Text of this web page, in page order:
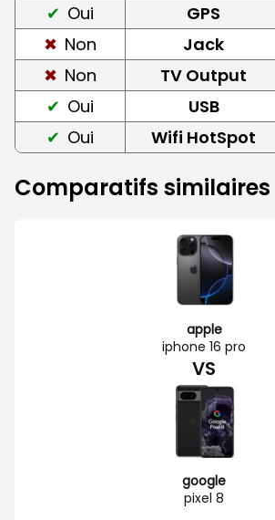
Oui
GPS
Non
Jack
Non
TV Output
Oui
USB
Oui
Wifi HotSpot
Comparatifs similaires
apple
iphone 16 pro
VS
google
pixel 8